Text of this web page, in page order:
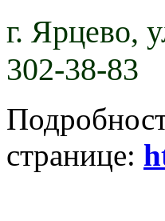
г. Ярцево,
302-38-83
странице: